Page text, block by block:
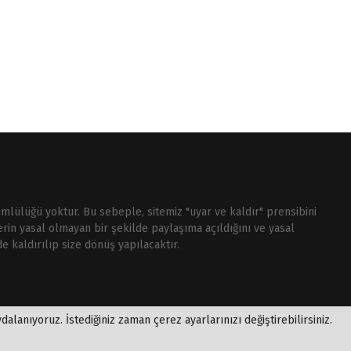
yoktur. Bu sebeple, sitemiz "uyar ve kaldır" prensibini
yasal olmayan bir şekilde paylaşıma açıldığını ve yasal
size dönüş yapılacaktır.
İstediğiniz zaman çerez ayarlarınızı değiştirebilirsiniz.